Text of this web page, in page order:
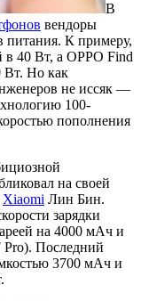
В
вендоры
питания. К примеру,
в 40 Вт, а OPPO Find
Вт. Но как
не иссяк —
100-
пополнения
на своей
Xiaomi Лин Бин.
зарядки
на 4000 мАч и
Pro). Последний
3700 мАч и